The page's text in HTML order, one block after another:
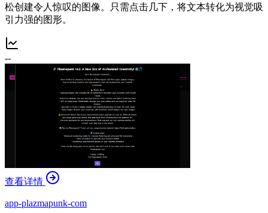
松创建令人惊叹的图像。只需点击几下，将文本转化为视觉吸
引力强的图形。
--
查看详情
app-plazmapunk-com